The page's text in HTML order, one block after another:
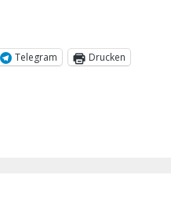
Telegram Drucken